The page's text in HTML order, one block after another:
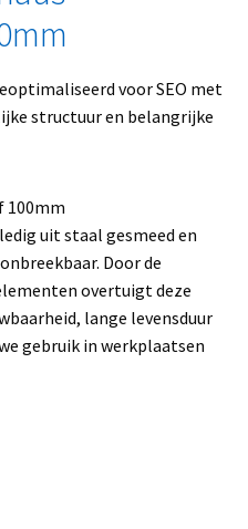
voor SEO met
structuur en belangrijke
100mm
uit staal gesmeed en
Door de
overtuigt deze
lange levensduur
gebruik in werkplaatsen